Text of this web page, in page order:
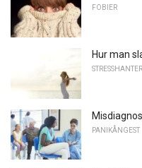
FOBIER
Hur man
PANIKÅNGEST